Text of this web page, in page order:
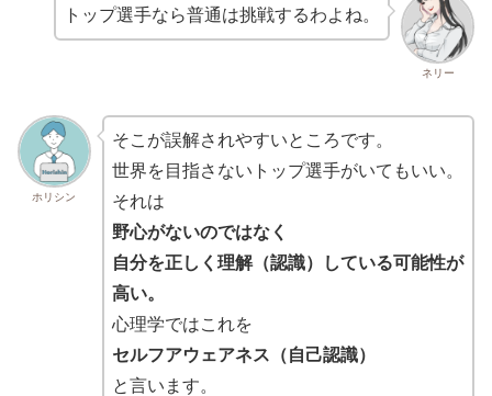
ネリー
トップ選手なら普通は挑戦するわよね。
ホリシン
そこが誤解されやすいところです。
世界を目指さないトップ選手がいてもいい。
それは
野心がないのではなく
自分を正しく理解（認識）している可能性が
高い。
心理学ではこれを
セルフアウェアネス（自己認識）
と言います。